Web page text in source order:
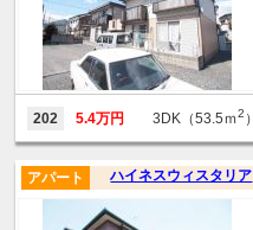
202 5.4万円 3DK（53.5ｍ2 ）
ハイネスウィスタリア
アパート